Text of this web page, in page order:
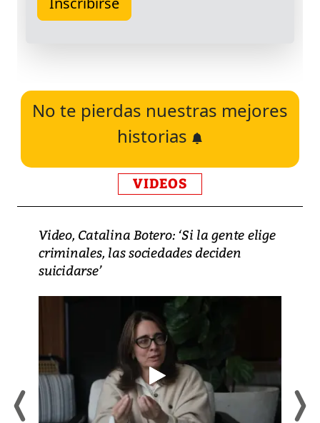
No te pierdas nuestras mejores
historias
VIDEOS
Video, Catalina Botero: ‘Si la gente elige
criminales, las sociedades deciden
suicidarse’